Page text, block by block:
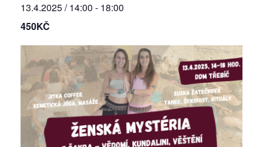
13.4.2025 / 14:00 - 18:00
450KČ